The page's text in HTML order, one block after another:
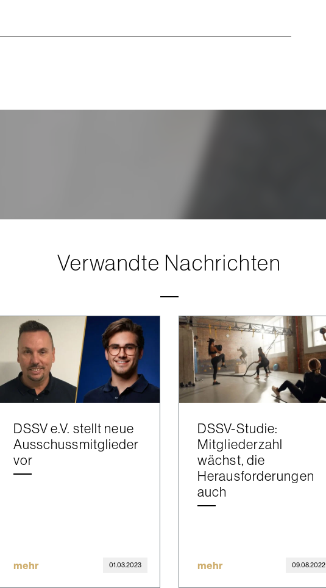
Verwandte Nachrichten
DSSV e.V. stellt neue
Ausschussmitglieder
vor
mehr 01.03.2023
DSSV-Studie:
Mitgliederzahl
wächst, die
Herausforderungen
auch
mehr 09.08.2022